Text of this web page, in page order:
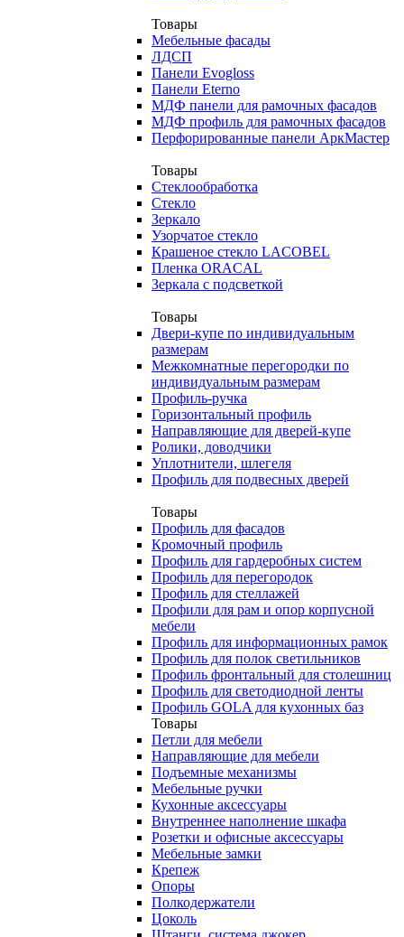
Товары
Мебельные фасады
ЛДСП
Панели Evogloss
Панели Eterno
МДФ панели для рамочных фасадов
МДФ профиль для рамочных фасадов
Перфорированные панели АркМастер
Товары
Стеклообработка
Стекло
Зеркало
Узорчатое стекло
Крашеное стекло LACOBEL
Пленка ORACAL
Зеркала с подсветкой
Товары
Двери-купе по индивидуальным
размерам
Межкомнатные перегородки по
индивидуальным размерам
Профиль-ручка
Горизонтальный профиль
Направляющие для дверей-купе
Ролики, доводчики
Уплотнители, шлегеля
Профиль для подвесных дверей
Товары
Профиль для фасадов
Кромочный профиль
Профиль для гардеробных систем
Профиль для перегородок
Профиль для стеллажей
Профили для рам и опор корпусной
мебели
Профиль для информационных рамок
Профиль для полок светильников
Профиль фронтальный для столешниц
Профиль для светодиодной ленты
Профиль GOLA для кухонных баз
Товары
Петли для мебели
Направляющие для мебели
Подъемные механизмы
Мебельные ручки
Кухонные аксессуары
Внутреннее наполнение шкафа
Розетки и офисные аксессуары
Мебельные замки
Крепеж
Опоры
Полкодержатели
Цоколь